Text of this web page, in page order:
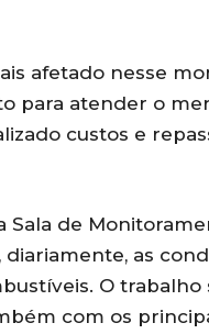
afetado nesse
para atender o
custos e
Sala de
as
O trabalho
com os